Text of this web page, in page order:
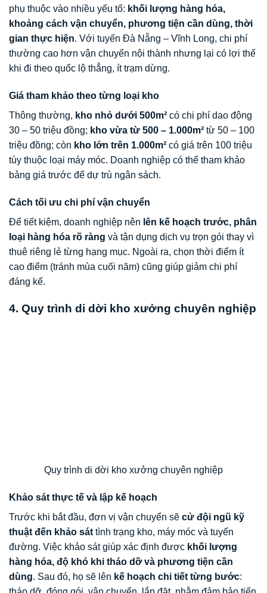
phụ thuộc vào nhiều yếu tố: khối lượng hàng hóa,
khoảng cách vận chuyển, phương tiện cần dùng, thời
gian thực hiện. Với tuyến Đà Nẵng – Vĩnh Long, chi phí
thường cao hơn vận chuyển nội thành nhưng lại có lợi thế
khi đi theo quốc lộ thẳng, ít trạm dừng.
Giá tham khảo theo từng loại kho
Thông thường, kho nhỏ dưới 500m² có chi phí dao động
30 – 50 triệu đồng; kho vừa từ 500 – 1.000m² từ 50 – 100
triệu đồng; còn kho lớn trên 1.000m² có giá trên 100 triệu
tùy thuộc loại máy móc. Doanh nghiệp có thể tham khảo
bảng giá trước để dự trù ngân sách.
Cách tối ưu chi phí vận chuyển
Để tiết kiệm, doanh nghiệp nên lên kế hoạch trước, phân
loại hàng hóa rõ ràng và tận dụng dịch vụ trọn gói thay vì
thuê riêng lẻ từng hạng mục. Ngoài ra, chọn thời điểm ít
cao điểm (tránh mùa cuối năm) cũng giúp giảm chi phí
đáng kể.
4. Quy trình di dời kho xưởng chuyên nghiệp
Quy trình di dời kho xưởng chuyên nghiệp
Khảo sát thực tế và lập kế hoạch
Trước khi bắt đầu, đơn vị vận chuyển sẽ cử đội ngũ kỹ
thuật đến khảo sát tình trạng kho, máy móc và tuyến
đường. Việc khảo sát giúp xác định được khối lượng
hàng hóa, độ khó khi tháo dỡ và phương tiện cần
dùng. Sau đó, họ sẽ lên kế hoạch chi tiết từng bước: